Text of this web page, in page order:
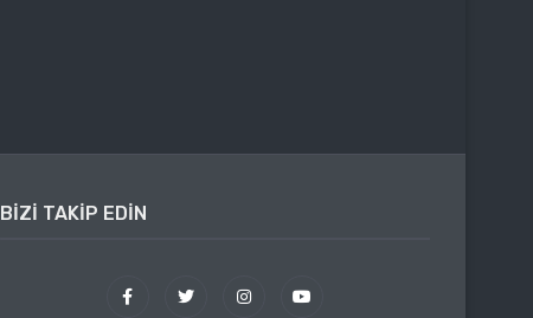
BIZI TAKIP EDIN